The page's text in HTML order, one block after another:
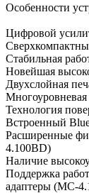
Особенности
Цифровой
Стабильная
Новейшая
Двухслойная
Технология
Встроенный
Расширенные
4.100BD)
Наличие
Поддержка
адаптеры (MC-